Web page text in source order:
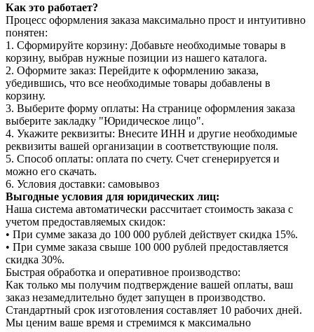
Как это работает?
Процесс оформления заказа максимально прост и интуитивно
понятен:
1. Сформируйте корзину: Добавьте необходимые товары в
корзину, выбрав нужные позиции из нашего каталога.
2. Оформите заказ: Перейдите к оформлению заказа,
убедившись, что все необходимые товары добавлены в
корзину.
3. Выберите форму оплаты: На странице оформления заказа
выберите закладку "Юридическое лицо".
4. Укажите реквизиты: Внесите ИНН и другие необходимые
реквизиты вашей организации в соответствующие поля.
5. Способ оплаты: оплата по счету. Счет сгенерируется и
можно его скачать.
6. Условия доставки: самовывоз
Выгодные условия для юридических лиц:
Наша система автоматически рассчитает стоимость заказа с
учетом предоставляемых скидок:
• При сумме заказа до 100 000 рублей действует скидка 15%.
• При сумме заказа свыше 100 000 рублей предоставляется
скидка 30%.
Быстрая обработка и оперативное производство:
Как только мы получим подтверждение вашей оплаты, ваш
заказ незамедлительно будет запущен в производство.
Стандартный срок изготовления составляет 10 рабочих дней.
Мы ценим ваше время и стремимся к максимально